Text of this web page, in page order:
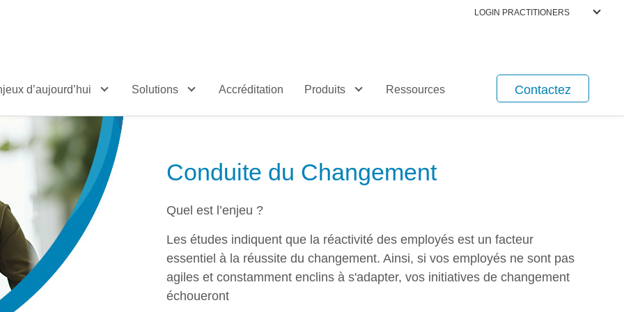
LOGIN PRACTITIONERS
d’aujourd’hui Solutions Accréditation Produits Ressources Contactez
Conduite du Changement
Quel est l’enjeu ?
Les études indiquent que la réactivité des employés est un facteur
essentiel à la réussite du changement. Ainsi, si vos employés ne sont pas
agiles et constamment enclins à s'adapter, vos initiatives de changement
échoueront